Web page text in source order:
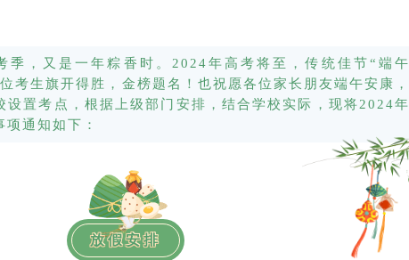
季，又是一年粽香时。2024年高考将至，传统佳节“端午
考生旗开得胜，金榜题名！也祝愿各位家长朋友端午安康，
设置考点，根据上级部门安排，结合学校实际，现将2024年
通知如下：
放假安排